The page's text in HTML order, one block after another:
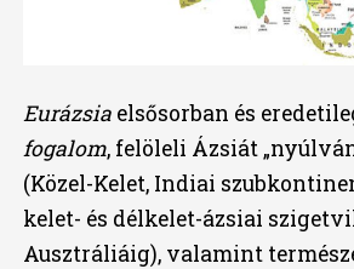
Eurázsiaelsősorban és
fogalom, felöleli Ázsiát
(Közel-Kelet, Indiai
kelet- és délkelet-ázsiai
Ausztráliáig), valamint